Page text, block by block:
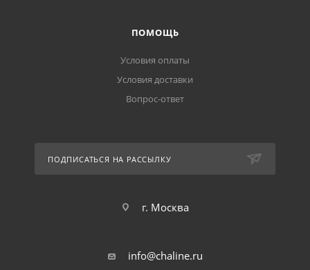
ПОМОЩЬ
Условия оплаты
Условия доставки
Вопрос-ответ
ПОДПИСАТЬСЯ НА РАССЫЛКУ
г. Москва
info@chaline.ru